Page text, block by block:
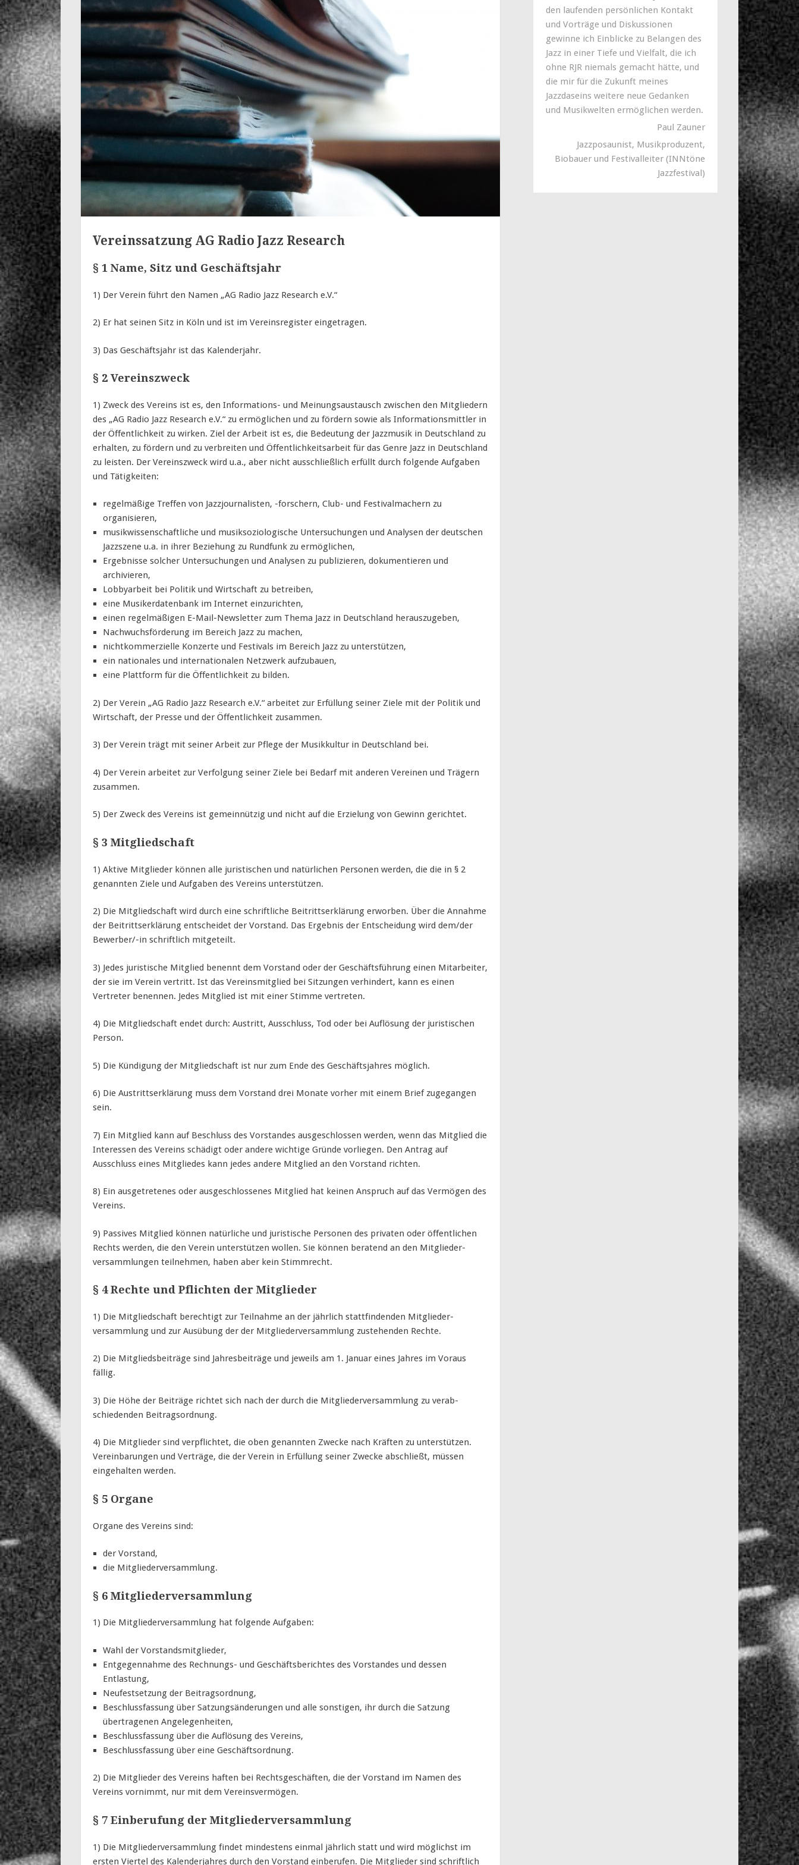
Vereinssatzung AG Radio Jazz Research
§ 1 Name, Sitz und Geschäftsjahr
1) Der Verein führt den Namen „AG Radio Jazz Research e.V.“
2) Er hat seinen Sitz in Köln und ist im Vereinsregister eingetragen.
3) Das Geschäftsjahr ist das Kalenderjahr.
§ 2 Vereinszweck
1) Zweck des Vereins ist es, den Informations- und Meinungsaustausch zwischen den Mitgliedern
des „AG Radio Jazz Research e.V.“ zu ermöglichen und zu fördern sowie als Infor­mationsmittler in
der Öffentlichkeit zu wirken. Ziel der Arbeit ist es, die Bedeutung der Jazz­musik in Deutschland zu
erhalten, zu fördern und zu verbreiten und Öffentlichkeitsarbeit für das Genre Jazz in Deutschland
zu leisten. Der Vereinszweck wird u.a., aber nicht aus­schließlich erfüllt durch folgende Aufgaben
und Tätigkeiten:
regelmäßige Treffen von Jazzjournalisten, -forschern, Club- und Festivalmachern zu
organisieren,
musikwissenschaftliche und musiksoziologische Untersuchungen und Analysen der deutschen
Jazzszene u.a. in ihrer Beziehung zu Rundfunk zu ermöglichen,
Ergebnisse solcher Untersuchungen und Analysen zu publizieren, dokumentieren und
archivieren,
Lobbyarbeit bei Politik und Wirtschaft zu betreiben,
eine Musikerdatenbank im Internet einzurichten,
einen regelmäßigen E-Mail-Newsletter zum Thema Jazz in Deutschland herauszugeben,
Nachwuchsförderung im Bereich Jazz zu machen,
nichtkommerzielle Konzerte und Festivals im Bereich Jazz zu unterstützen,
ein nationales und internationalen Netzwerk aufzubauen,
eine Plattform für die Öffentlichkeit zu bilden.
2) Der Verein „AG Radio Jazz Research e.V.“ arbeitet zur Erfüllung seiner Ziele mit der Politik und
Wirtschaft, der Presse und der Öffentlichkeit zusammen.
3) Der Verein trägt mit seiner Arbeit zur Pflege der Musikkultur in Deutschland bei.
4) Der Verein arbeitet zur Verfolgung seiner Ziele bei Bedarf mit anderen Vereinen und Trägern
zusammen.
5) Der Zweck des Vereins ist gemeinnützig und nicht auf die Erzielung von Gewinn gerichtet.
§ 3 Mitgliedschaft
1) Aktive Mitglieder können alle juristischen und natürlichen Personen werden, die die in § 2
genannten Ziele und Aufgaben des Vereins unterstützen.
2) Die Mitgliedschaft wird durch eine schriftliche Beitrittserklärung erworben. Über die Annahme
der Beitrittserklärung entscheidet der Vorstand. Das Ergebnis der Entscheidung wird dem/der
Bewerber/-in schriftlich mitgeteilt.
3) Jedes juristische Mitglied benennt dem Vorstand oder der Geschäftsführung einen Mitarbeiter,
der sie im Verein vertritt. Ist das Vereinsmitglied bei Sitzungen verhindert, kann es einen
Vertreter benennen. Jedes Mitglied ist mit einer Stimme vertreten.
4) Die Mitgliedschaft endet durch: Austritt, Ausschluss, Tod oder bei Auflösung der juristischen
Person.
5) Die Kündigung der Mitgliedschaft ist nur zum Ende des Geschäftsjahres möglich.
6) Die Austrittserklärung muss dem Vorstand drei Monate vorher mit einem Brief zugegangen
sein.
7) Ein Mitglied kann auf Beschluss des Vorstandes ausgeschlossen werden, wenn das Mitglied die
Interessen des Vereins schädigt oder andere wichtige Gründe vorliegen. Den Antrag auf
Ausschluss eines Mitgliedes kann jedes andere Mitglied an den Vorstand richten.
8) Ein ausgetretenes oder ausgeschlossenes Mitglied hat keinen Anspruch auf das Vermögen des
Vereins.
9) Passives Mitglied können natürliche und juristische Personen des privaten oder öffentlichen
Rechts werden, die den Verein unterstützen wollen. Sie können beratend an den Mitglieder­
versammlungen teilnehmen, haben aber kein Stimmrecht.
§ 4 Rechte und Pflichten der Mitglieder
1) Die Mitgliedschaft berechtigt zur Teilnahme an der jährlich stattfindenden Mitglieder­
versammlung und zur Ausübung der der Mitgliederversammlung zustehenden Rechte.
2) Die Mitgliedsbeiträge sind Jahresbeiträge und jeweils am 1. Januar eines Jahres im Voraus
fällig.
3) Die Höhe der Beiträge richtet sich nach der durch die Mitgliederversammlung zu verab­
schiedenden Beitragsordnung.
4) Die Mitglieder sind verpflichtet, die oben genannten Zwecke nach Kräften zu unterstützen.
Vereinbarungen und Verträge, die der Verein in Erfüllung seiner Zwecke abschließt, müssen
eingehalten werden.
§ 5 Organe
Organe des Vereins sind:
der Vorstand,
die Mitgliederversammlung.
§ 6 Mitgliederversammlung
1) Die Mitgliederversammlung hat folgende Aufgaben:
Wahl der Vorstandsmitglieder,
Entgegennahme des Rechnungs- und Geschäftsberichtes des Vorstandes und dessen
Entlastung,
Neufestsetzung der Beitragsordnung,
Beschlussfassung über Satzungsänderungen und alle sonstigen, ihr durch die Satzung
übertragenen Angelegenheiten,
Beschlussfassung über die Auflösung des Vereins,
Beschlussfassung über eine Geschäftsordnung.
2) Die Mitglieder des Vereins haften bei Rechtsgeschäften, die der Vorstand im Namen des
Vereins vornimmt, nur mit dem Vereinsvermögen.
§ 7 Einberufung der Mitgliederversammlung
1) Die Mitgliederversammlung findet mindestens einmal jährlich statt und wird möglichst im
ersten Viertel des Kalenderjahres durch den Vorstand einberufen. Die Mitglieder sind schriftlich
den laufenden persönlichen Kontakt
und Vorträge und Diskussionen
gewinne ich Einblicke zu Belangen des
Jazz in einer Tiefe und Vielfalt, die ich
ohne RJR niemals gemacht hätte, und
die mir für die Zukunft meines
Jazzdaseins weitere neue Gedanken
und Musikwelten ermöglichen werden.
Paul Zauner
Jazzposaunist, Musikproduzent,
Biobauer und Festivalleiter (INNtöne
Jazzfestival)